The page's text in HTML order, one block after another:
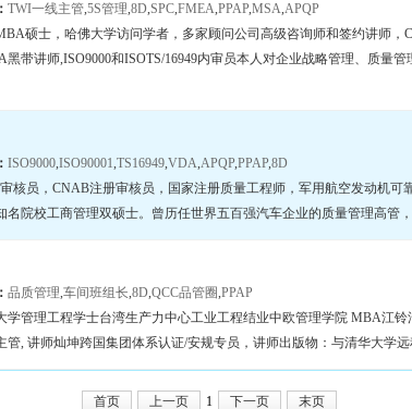
TWI一线主管,5S管理,8D,SPC,FMEA,PPAP,MSA,APQP
硕士，哈佛大学访问学者，多家顾问公司高级咨询师和签约讲师，
黑带讲师,ISO9000和ISOTS/16949内审员本人对企业战略管理、质量
ISO9000,ISO90001,TS16949,VDA,APQP,PPAP,8D
核员，CNAB注册审核员，国家注册质量工程师，军用航空发动机可
名院校工商管理双硕士。曾历任世界五百强汽车企业的质量管理高管
品质管理,车间班组长,8D,QCC品管圈,PPAP
学管理工程学士台湾生产力中心工业工程结业中欧管理学院 MBA江
管, 讲师灿坤跨国集团体系认证/安规专员，讲师出版物：与清华大学
首页 上一页 1 下一页 末页